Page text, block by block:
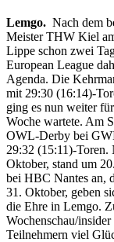
Lemgo. Nach dem
Meister THW Kiel
Lippe schon zwei
European League
Agenda. Die
mit 29:30 (16:14)-
ging es nun weiter
Woche wartete. Am
OWL-Derby bei
29:32 (15:11)-Toren.
Oktober, stand um
bei HBC Nantes an,
31. Oktober, geben
die Ehre in Lemgo.
Wochenschau/
Teilnehmern viel